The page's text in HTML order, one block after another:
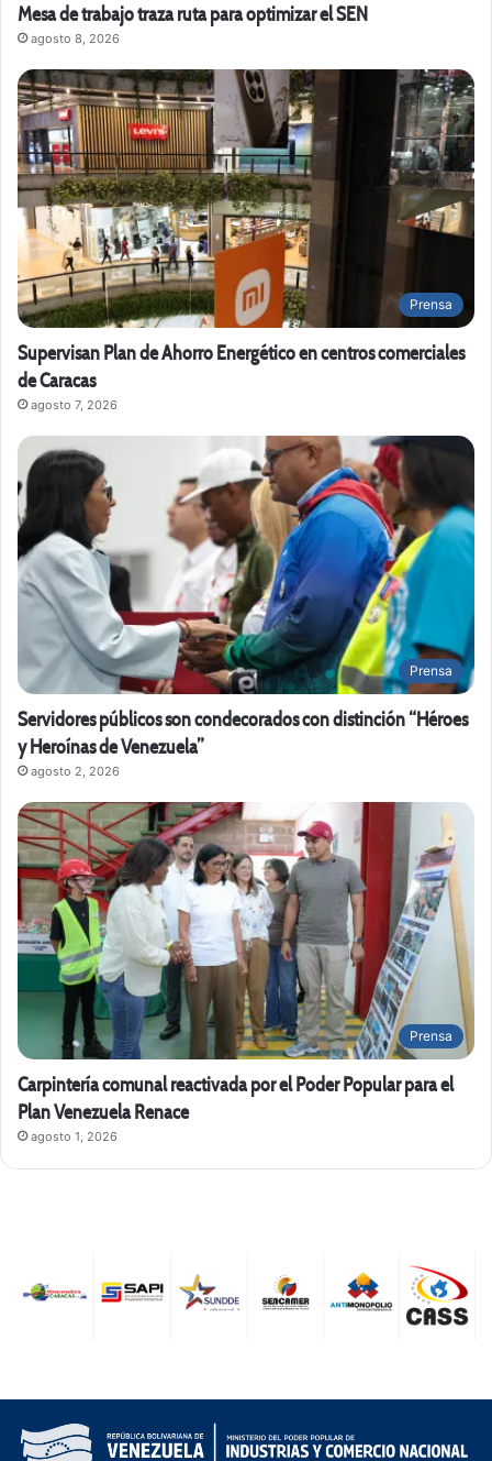
Mesa de trabajo traza ruta para optimizar el SEN
agosto 8, 2026
Prensa
Supervisan Plan de Ahorro Energético en centros comerciales
de Caracas
agosto 7, 2026
Prensa
Servidores públicos son condecorados con distinción “Héroes
y Heroínas de Venezuela”
agosto 2, 2026
Prensa
Carpintería comunal reactivada por el Poder Popular para el
Plan Venezuela Renace
agosto 1, 2026